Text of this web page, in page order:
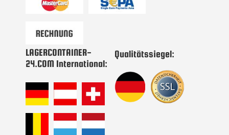
LAGERCONTAINER-
24.COM International:
Qualitätssiegel: